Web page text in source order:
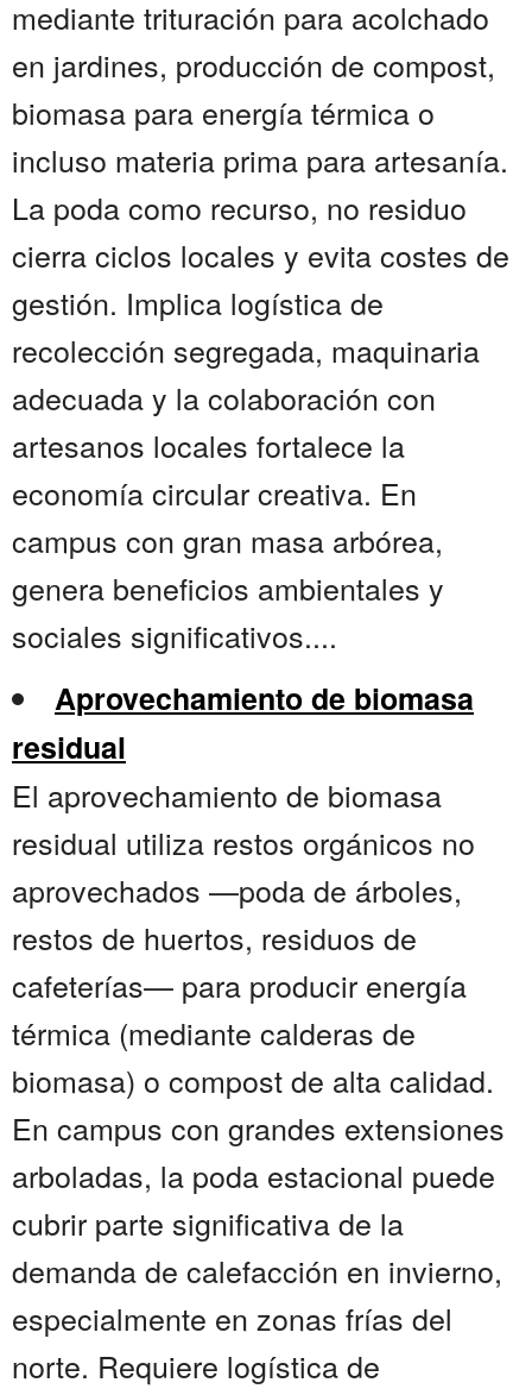
mediante trituración para acolchado
en jardines, producción de compost,
biomasa para energía térmica o
incluso materia prima para artesanía.
La poda como recurso, no residuo
cierra ciclos locales y evita costes de
gestión. Implica logística de
recolección segregada, maquinaria
adecuada y la colaboración con
artesanos locales fortalece la
economía circular creativa. En
campus con gran masa arbórea,
genera beneficios ambientales y
sociales significativos....
Aprovechamiento de biomasa
residual
El aprovechamiento de biomasa
residual utiliza restos orgánicos no
aprovechados —poda de árboles,
restos de huertos, residuos de
cafeterías— para producir energía
térmica (mediante calderas de
biomasa) o compost de alta calidad.
En campus con grandes extensiones
arboladas, la poda estacional puede
cubrir parte significativa de la
demanda de calefacción en invierno,
especialmente en zonas frías del
norte. Requiere logística de